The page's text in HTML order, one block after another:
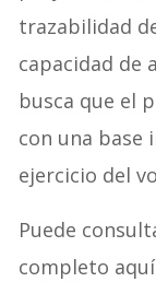
trazabilidad
capacidad de
busca que el
con una base
ejercicio del
Puede
completo